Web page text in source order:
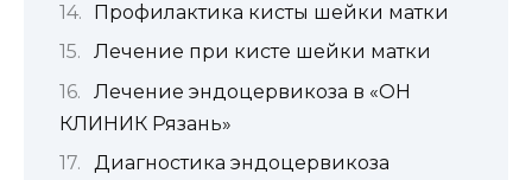
Профилактика кисты шейки матки
Лечение при кисте шейки матки
Лечение эндоцервикоза в «ОН
КЛИНИК Рязань»
Диагностика эндоцервикоза